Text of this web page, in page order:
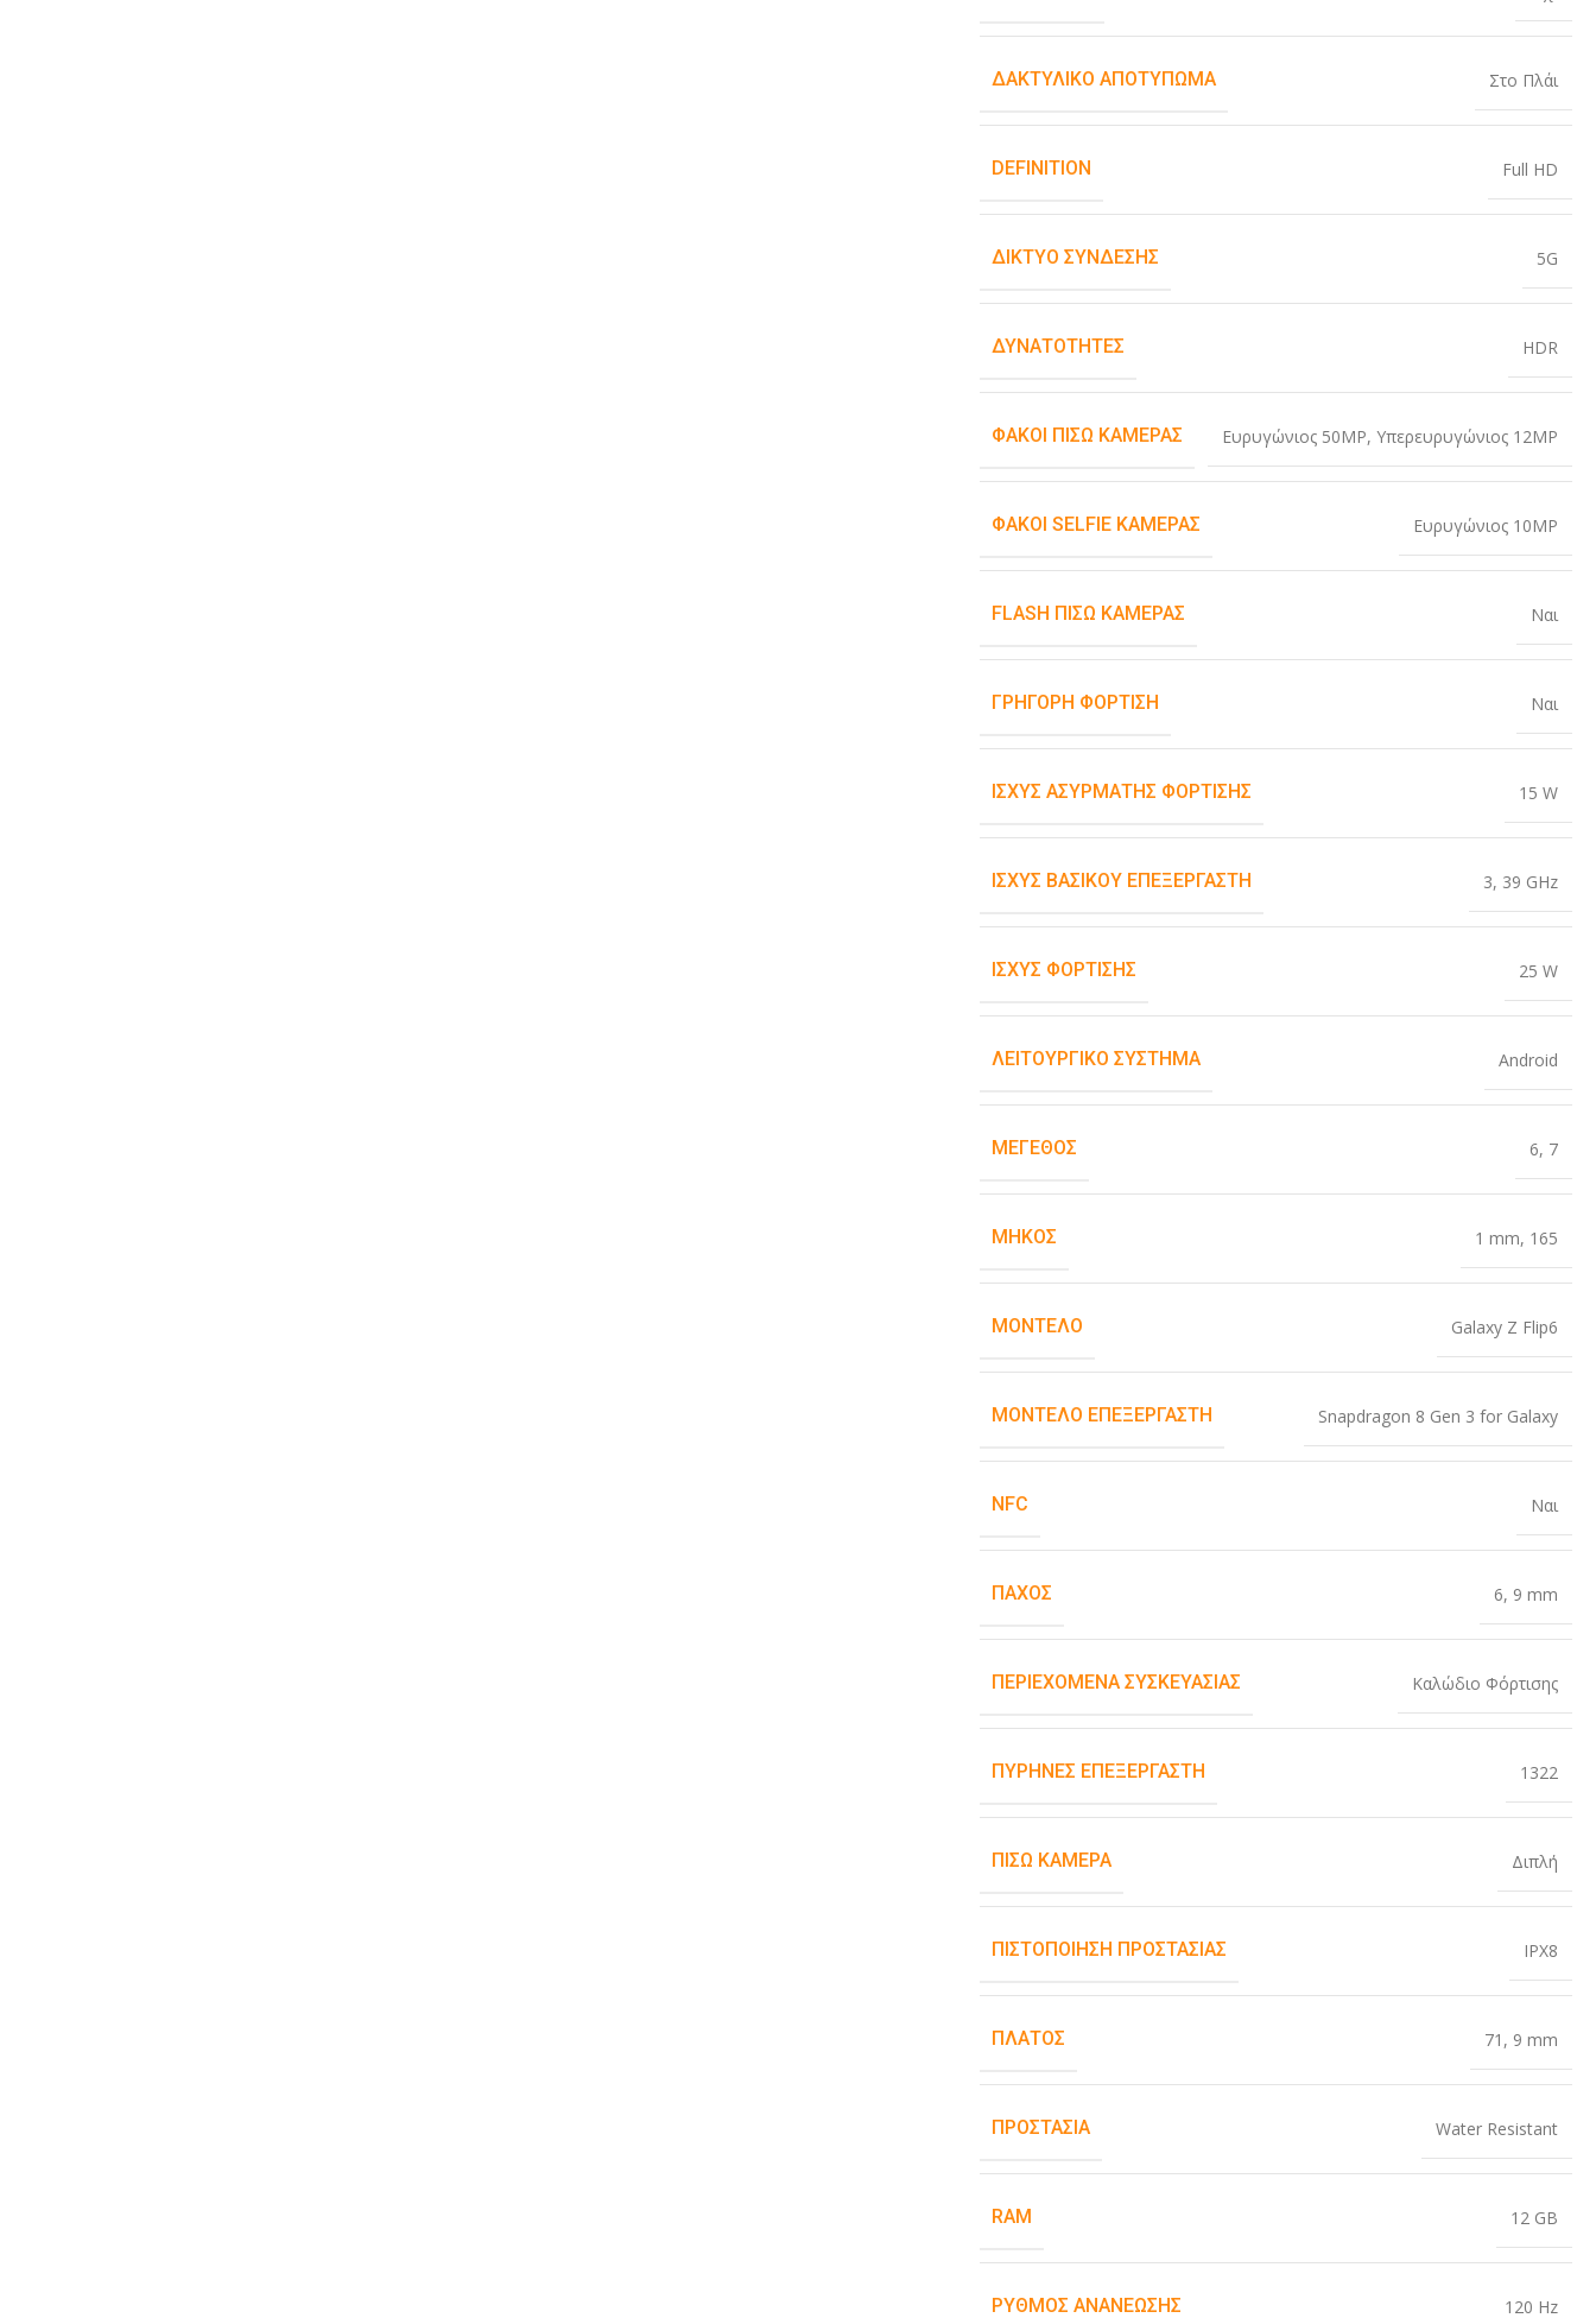
ΔΑΚΤΥΛΙΚΌ ΑΠΟΤΎΠΩΜΑ Στο Πλάι
DEFINITION Full HD
ΔΊΚΤΥΟ ΣΎΝΔΕΣΗΣ 5G
ΔΥΝΑΤΌΤΗΤΕΣ HDR
ΦΑΚΟΊ ΠΊΣΩ ΚΆΜΕΡΑΣ Ευρυγώνιος 50MP, Υπερευρυγώνιος 12MP
ΦΑΚΟΊ SELFIE ΚΆΜΕΡΑΣ Ευρυγώνιος 10MP
FLASH ΠΊΣΩ ΚΆΜΕΡΑΣ Ναι
ΓΡΉΓΟΡΗ ΦΌΡΤΙΣΗ Ναι
ΙΣΧΎΣ ΑΣΎΡΜΑΤΗΣ ΦΌΡΤΙΣΗΣ 15 W
ΙΣΧΎΣ ΒΑΣΙΚΟΎ ΕΠΕΞΕΡΓΑΣΤΉ 3, 39 GHz
ΙΣΧΎΣ ΦΌΡΤΙΣΗΣ 25 W
ΛΕΙΤΟΥΡΓΙΚΌ ΣΎΣΤΗΜΑ Android
ΜΈΓΕΘΟΣ 6, 7
ΜΉΚΟΣ 1 mm, 165
ΜΟΝΤΈΛΟ Galaxy Z Flip6
ΜΟΝΤΈΛΟ ΕΠΕΞΕΡΓΑΣΤΉ Snapdragon 8 Gen 3 for Galaxy
NFC Ναι
ΠΆΧΟΣ 6, 9 mm
ΠΕΡΙΕΧΌΜΕΝΑ ΣΥΣΚΕΥΑΣΊΑΣ Καλώδιο Φόρτισης
ΠΥΡΉΝΕΣ ΕΠΕΞΕΡΓΑΣΤΉ 1322
ΠΊΣΩ ΚΆΜΕΡΑ Διπλή
ΠΙΣΤΟΠΟΊΗΣΗ ΠΡΟΣΤΑΣΊΑΣ IPX8
ΠΛΆΤΟΣ 71 , 9 mm
ΠΡΟΣΤΑΣΊΑ Water Resistant
RAM 12 GB
ΡΥΘΜΌΣ ΑΝΑΝΈΩΣΗΣ 120 Hz